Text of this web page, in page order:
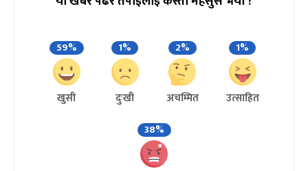
59%
खुसी
1%
दुःखी
2%
अचम्मित
1%
उत्साहित
38%